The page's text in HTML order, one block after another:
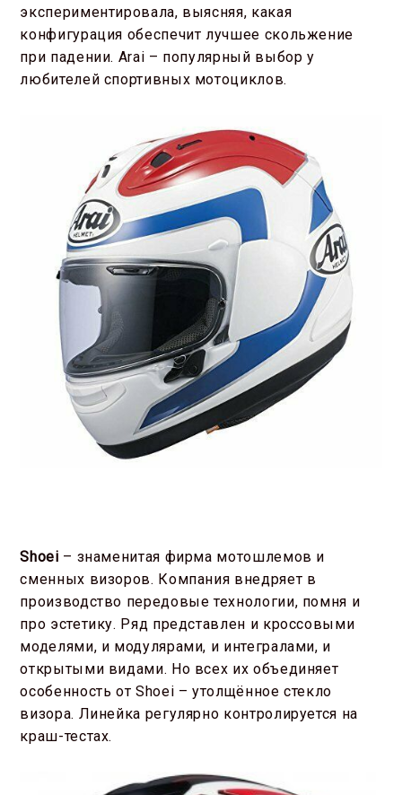
экспериментировала, выясняя, какая
конфигурация обеспечит лучшее скольжение
при падении. Arai – популярный выбор у
любителей спортивных мотоциклов.
Shoei – знаменитая фирма мотошлемов и
сменных визоров. Компания внедряет в
производство передовые технологии, помня и
про эстетику. Ряд представлен и кроссовыми
моделями, и модулярами, и интегралами, и
открытыми видами. Но всех их объединяет
особенность от Shoei – утолщённое стекло
визора. Линейка регулярно контролируется на
краш-тестах.